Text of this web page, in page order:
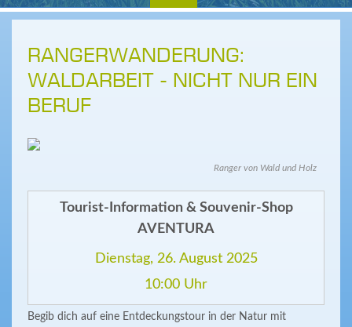
RANGERWANDERUNG:
WALDARBEIT - NICHT NUR EIN
BERUF
Ranger von Wald und Holz
Tourist-Information & Souvenir-Shop
AVENTURA
Dienstag, 26. August 2025
10:00 Uhr
Begib dich auf eine Entdeckungstour in der Natur mit